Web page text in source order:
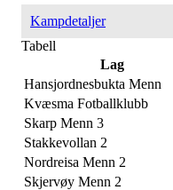
Kampdetaljer
Tabell
Lag
Hansjordnesbukta Menn
Kvæsma Fotballklubb
Skarp Menn 3
Stakkevollan 2
Nordreisa Menn 2
Skjervøy Menn 2